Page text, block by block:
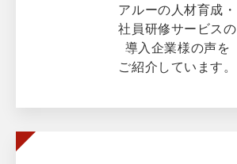
アルーの人材育成・
社員研修サービスの
導入企業様の声を
ご紹介しています。